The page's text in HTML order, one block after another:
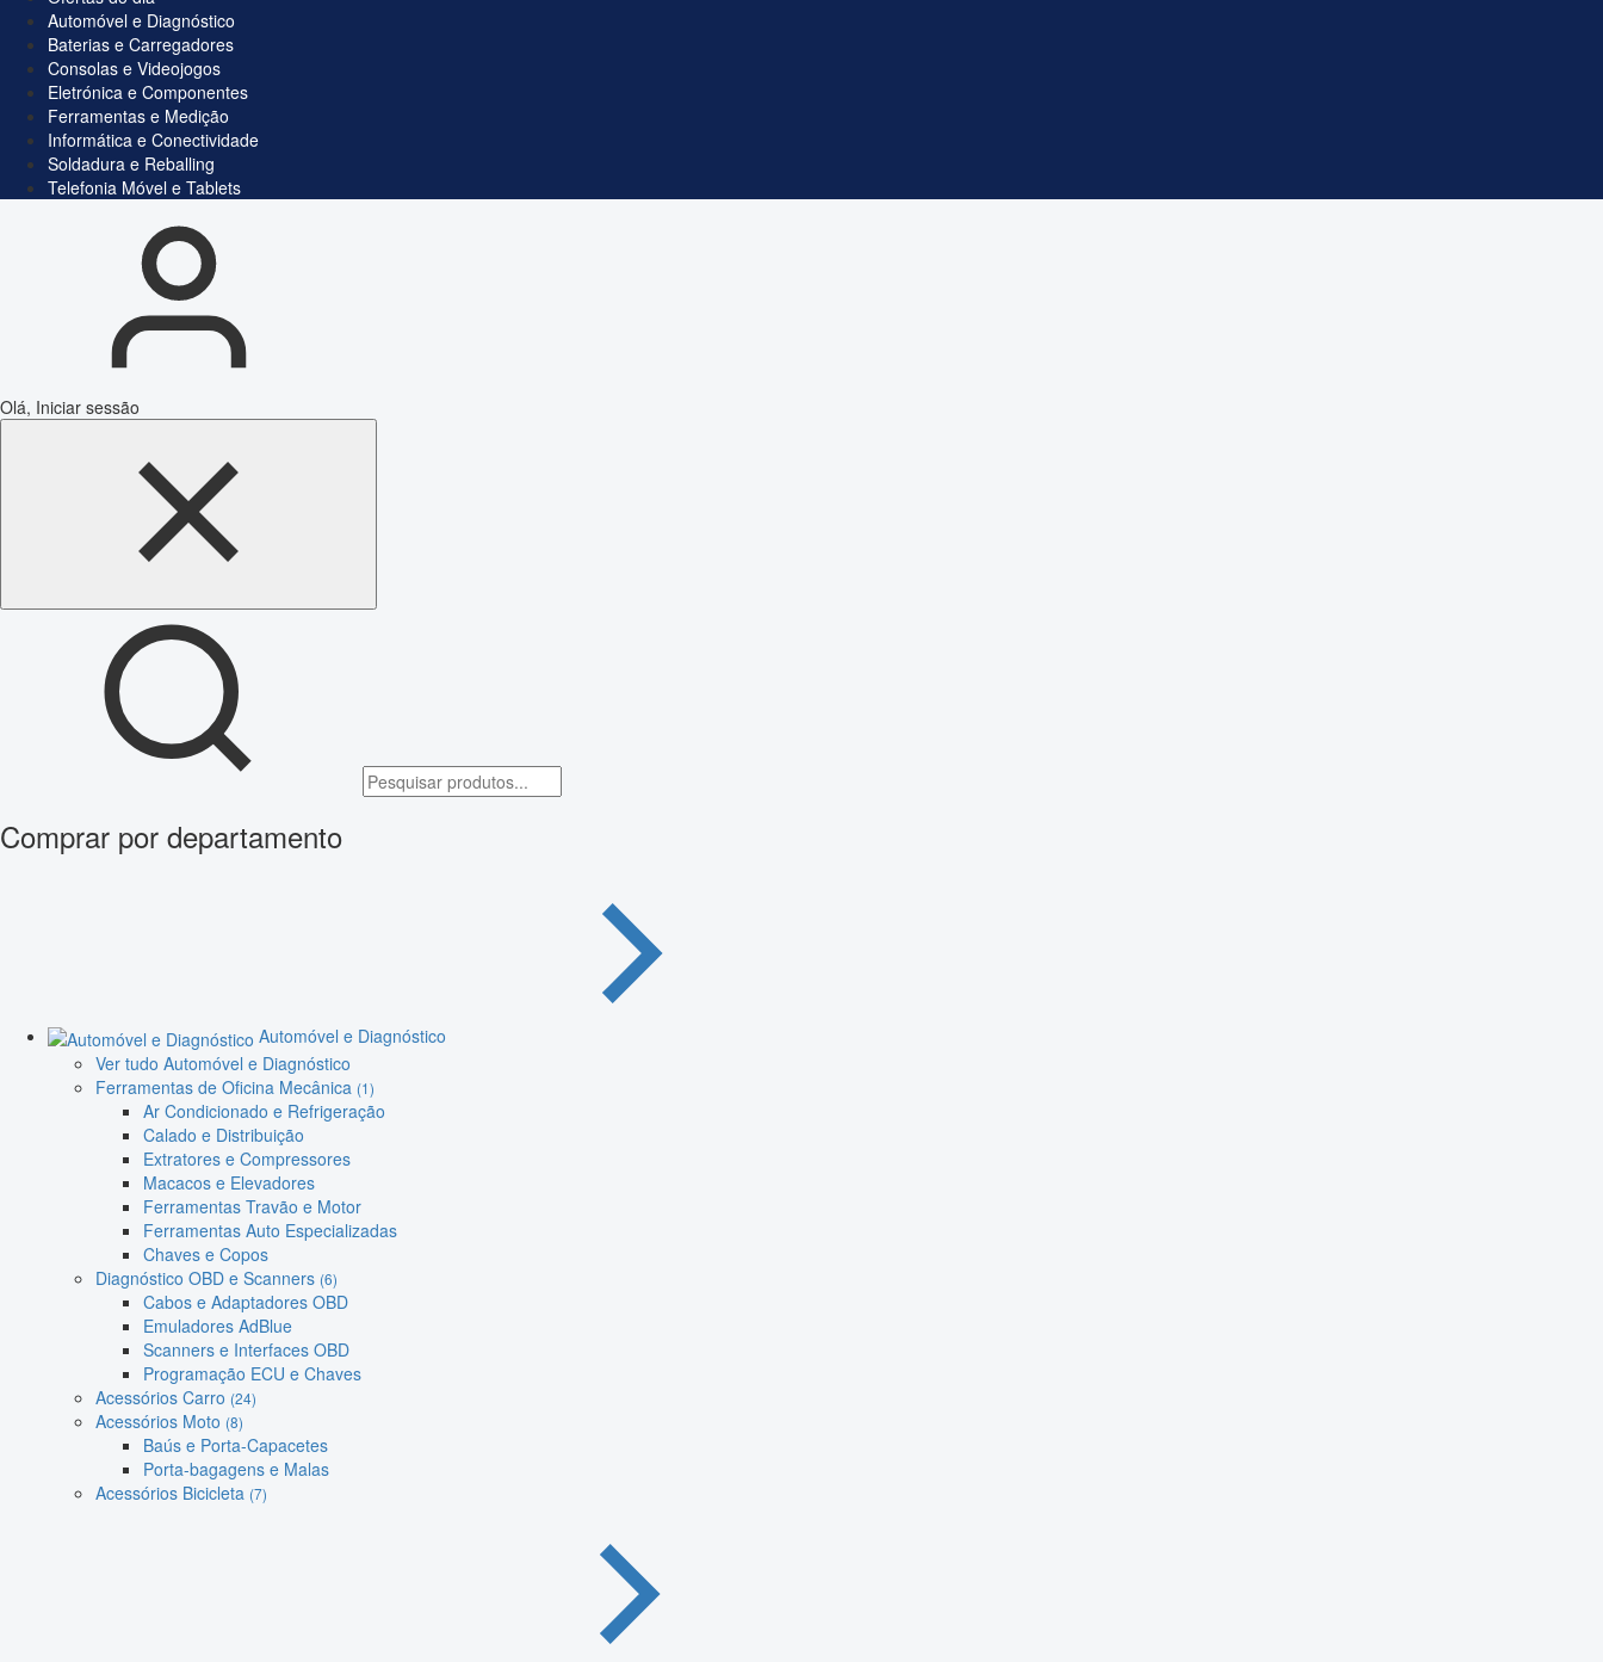
Automóvel e Diagnóstico
Baterias e Carregadores
Consolas e Videojogos
Eletrónica e Componentes
Ferramentas e Medição
Informática e Conectividade
Soldadura e Reballing
Telefonia Móvel e Tablets
Olá, Iniciar sessão
Comprar por departamento
Automóvel e Diagnóstico
Ver tudo Automóvel e Diagnóstico
Ferramentas de Oficina Mecânica (1)
Ar Condicionado e Refrigeração
Calado e Distribuição
Extratores e Compressores
Macacos e Elevadores
Ferramentas Travão e Motor
Ferramentas Auto Especializadas
Chaves e Copos
Diagnóstico OBD e Scanners (6)
Cabos e Adaptadores OBD
Emuladores AdBlue
Scanners e Interfaces OBD
Programação ECU e Chaves
Acessórios Carro (24)
Acessórios Moto (8)
Baús e Porta-Capacetes
Porta-bagagens e Malas
Acessórios Bicicleta (7)